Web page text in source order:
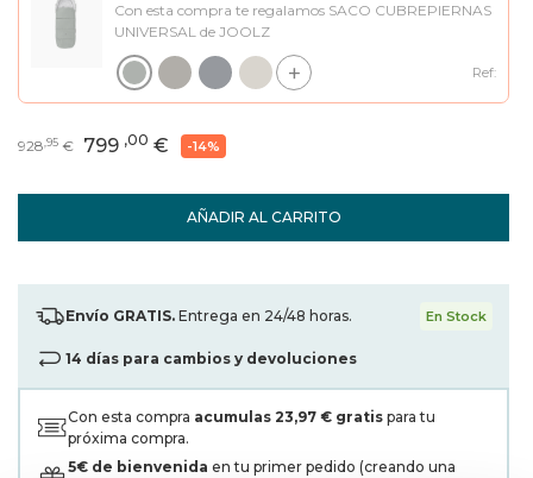
Con esta compra te regalamos SACO CUBREPIERNAS
UNIVERSAL de JOOLZ
+ Ref:
AÑADIR AL CARRITO
928 ,95 € 799 ,00 € -14%
Envío GRATIS. Entrega en 24/48 horas. En Stock
14 días para cambios y devoluciones
Con esta compra acumulas 23,97 € gratis para tu
próxima compra.
5€ de bienvenida en tu primer pedido (creando una